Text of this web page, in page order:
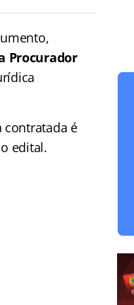
Procurador
contratada é
edital.